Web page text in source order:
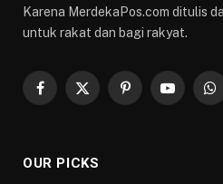
Karena MerdekaPos.com ditulis
untuk rakat dan bagi rakyat.
Facebook
X
PinterestYouTube
OUR PICKS